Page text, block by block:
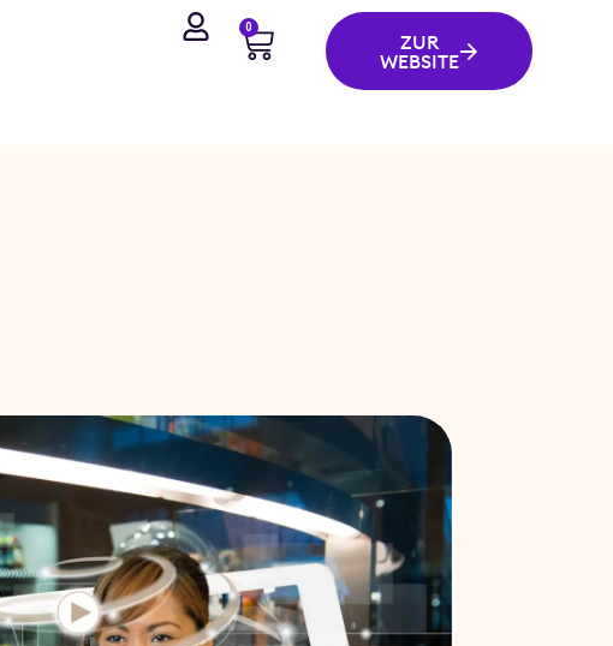
0
ZUR
WEBSITE